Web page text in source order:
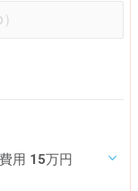
用 15万円